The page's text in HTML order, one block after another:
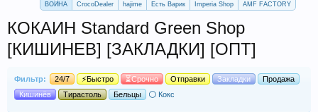
ВОЙНА CrocoDealer hajime Есть Варик Imperia Shop AMF FACTORY
КОКАИН Standard Green Shop
[КИШИНЕВ] [ЗАКЛАДКИ] [ОПТ]
Фильтр: 24/7 ⚡Быстро ⏳Срочно Отправки Закладки
Продажа
Кишинёв
Тирастоль Бельцы ⚪ Кокс